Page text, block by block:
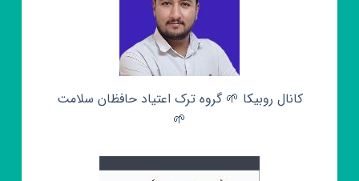
کانال روبیکا 🌱 گروه ترک اعتیاد حافظان سلامت
🌱